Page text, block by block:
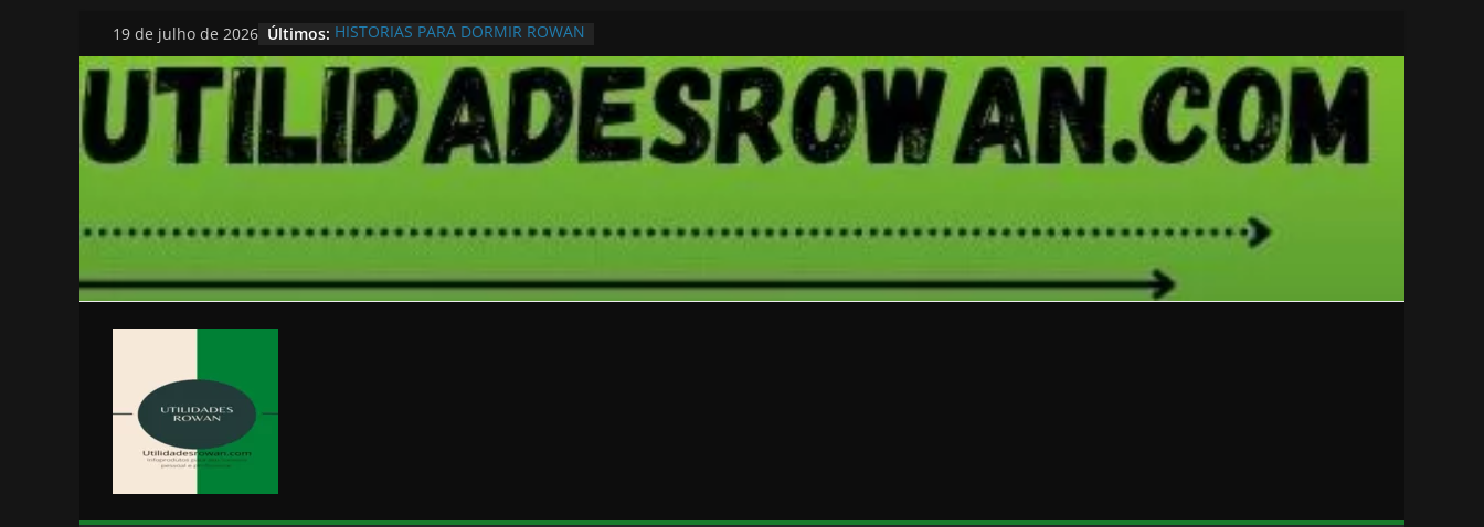
Pular
para
o
conteúdo
19 de julho de 2026 Últimos: HISTORIAS PARA DORMIR ROWAN